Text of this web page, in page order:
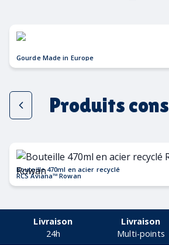
Gourde Made in Europe
Produits
Bouteille 470ml en acier recyclé
RCS Aviana™ Rowan
Livraison
24h
Livraison
Multi-points